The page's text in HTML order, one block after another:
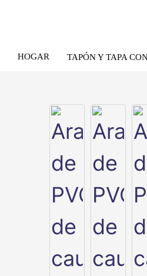
HOGAR TAPÓN Y TAPA